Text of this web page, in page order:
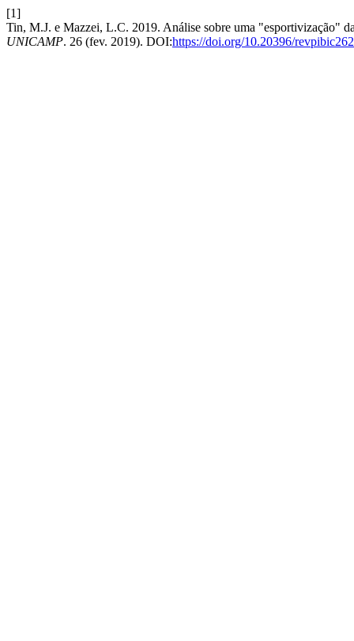
[1]
Tin, M.J. e Mazzei, L.C. 2019. Análise sobre uma "esportivização"
UNICAMP. 26 (fev. 2019). DOI:https://doi.org/10.20396/